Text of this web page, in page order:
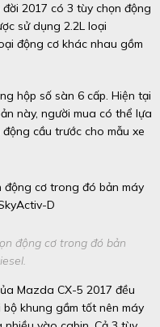
2017 có 3 tùy chọn động
sử dụng 2.2L loại
động cơ khác nhau gồm
hộp số sàn 6 cấp. Hiện tại
này, người mua có thể lựa
cầu trước cho mẫu xe
động cơ trong đó bản
Mazda CX-5 2017 đều
khung gầm tốt nên máy